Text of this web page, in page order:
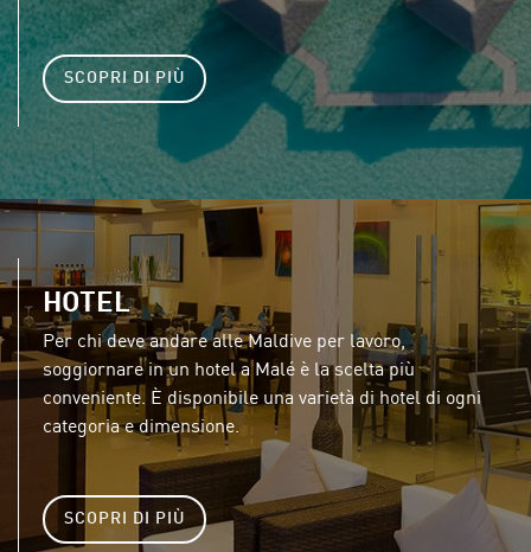
SCOPRI DI PIÙ
HOTEL
Per chi deve andare alle Maldive per lavoro,
soggiornare in un hotel a Malé è la scelta più
conveniente. È disponibile una varietà di hotel di ogni
categoria e dimensione.
SCOPRI DI PIÙ